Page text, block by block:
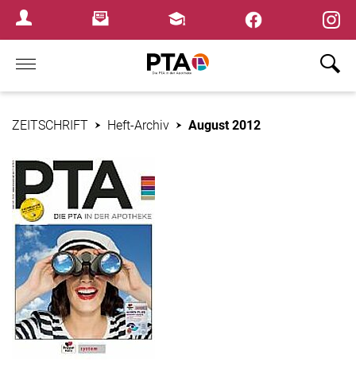
Login MenuNewsletterFortbildungen
Home
ZEITSCHRIFT Heft-Archiv August 2012
×